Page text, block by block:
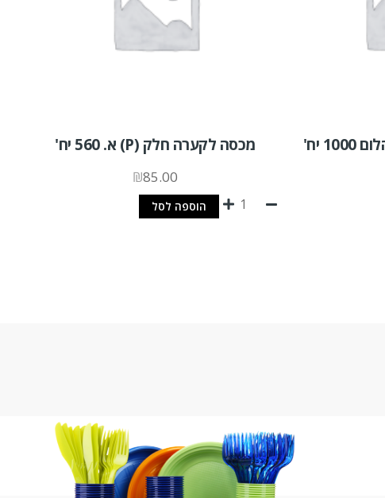
מכסה לקערה חלק (P) א. 560 יח'
₪85.00
הוספה לסל